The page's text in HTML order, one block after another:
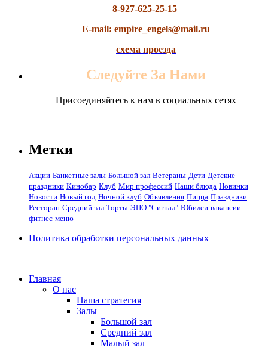
8-927-625-25-15
E-mail: empire_engels@mail.ru
схема проезда
Следуйте За Нами
Присоединяйтесь к нам в социальных сетях
Метки
Акции Банкетные залы Большой зал Ветераны Дети Детские
праздники Кинобар Клуб Мир профессий Наши блюда Новинки
Новости Новый год Ночной клуб Объявления Пицца Праздники
Ресторан Средний зал Торты ЭПО "Сигнал" Юбилеи вакансии
фитнес-меню
Политика обработки персональных данных
Главная
О нас
Наша стратегия
Залы
Большой зал
Средний зал
Малый зал